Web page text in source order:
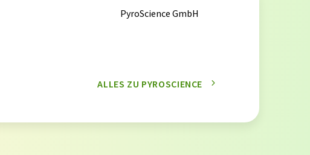
PyroScience GmbH
ALLES ZU PYROSCIENCE